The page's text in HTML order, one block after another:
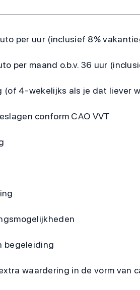
per uur (inclusief 8%
per maand o.b.v. 36 uur
(of 4-wekelijks als je dat liever
conform CAO VVT
begeleiding
waardering in de vorm van